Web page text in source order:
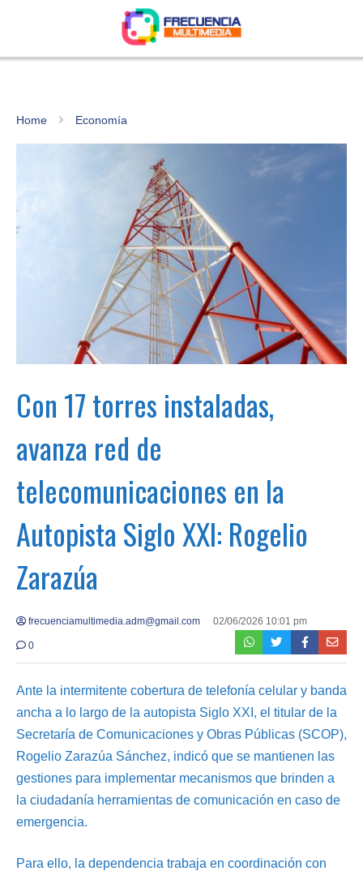
Home Economía
Con 17 torres instaladas,
avanza red de
telecomunicaciones en la
Autopista Siglo XXI: Rogelio
Zarazúa
frecuenciamultimedia.adm@gmail.com 02/06/2026 10:01 pm
0
Ante la intermitente cobertura de telefonía celular y banda
ancha a lo largo de la autopista Siglo XXI, el titular de la
Secretaría de Comunicaciones y Obras Públicas (SCOP),
Rogelio Zarazúa Sánchez, indicó que se mantienen las
gestiones para implementar mecanismos que brinden a
la ciudadanía herramientas de comunicación en caso de
emergencia.
Para ello, la dependencia trabaja en coordinación con